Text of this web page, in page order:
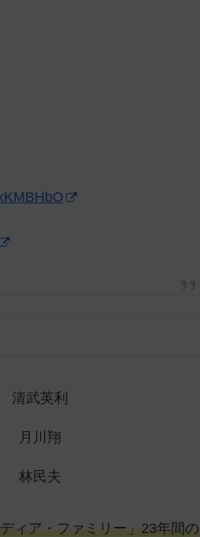
清武英利
月川翔
林民夫
ィア・ファミリー」23年間の